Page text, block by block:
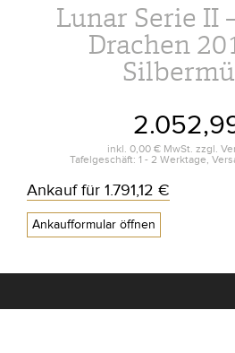
Lunar Serie II
Drachen
inkl. 0,00 € MwSt. zzgl.
Tafelgeschäft: 1 - 2 Werktage,
Ankauf für 1.791,12 €
Ankaufformular öffnen